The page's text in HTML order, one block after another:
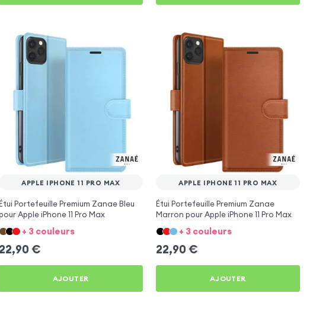
APPLE IPHONE 11 PRO MAX
Portefeuille Premium Zanae Bleu
Apple iPhone 11 Pro Max
+ 3 couleurs
22,90 €
AJOUTER
APPLE IPHONE 11 PRO MAX
Étui Portefeuille Premium Zanae
Marron pour Apple iPhone 11 Pro Max
+ 3 couleurs
22,90 €
AJOUTER